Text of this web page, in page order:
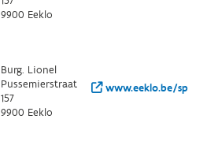
9900 Eeklo
Burg. Lionel
Pussemierstraat
157
9900 Eeklo
www.eeklo.be/